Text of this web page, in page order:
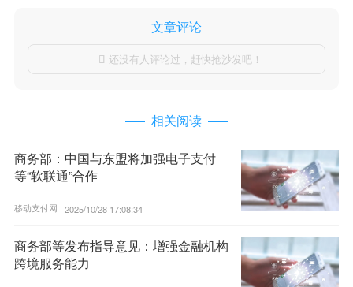
文章评论
 还没有人评论过，赶快抢沙发吧！
相关阅读
商务部：中国与东盟将加强电子支付
等“软联通”合作
移动支付网 | 2025/10/28 17:08:34
商务部等发布指导意见：增强金融机构
跨境服务能力